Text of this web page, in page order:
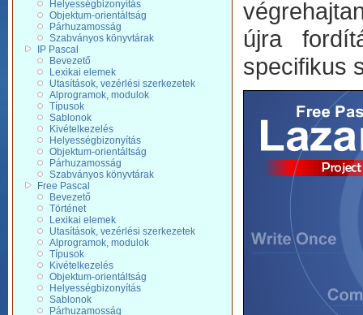
Helyességbizonyítás
Objektum-orientáltság
Párhuzamosság
Szabványos könyvtárak
IP Pascal
Bevezető
Lexikai elemek
Utasítások, vezérlési szerkezetek
Alprogramok, modulok
Típusok
Sablonok
Kivételkezelés
Helyességbizonyítás
Objektum-orientáltság
Párhuzamosság
Szabványos könyvtárak
Free Pascal
Bevezető
Történet
Lexikai elemek
Utasítások, vezérlési szerkezetek
Alprogramok, modulok
Típusok
Kivételkezelés
Objektum-orientáltság
Helyességbizonyítás
Sablonok
Párhuzamosság
újra
specifikus